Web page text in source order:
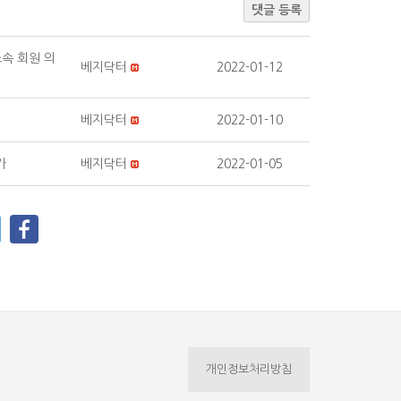
댓글 등록
회원 의
베지닥터 2022-01-12
베지닥터 2022-01-10
베지닥터 2022-01-05
개인정보처리방침